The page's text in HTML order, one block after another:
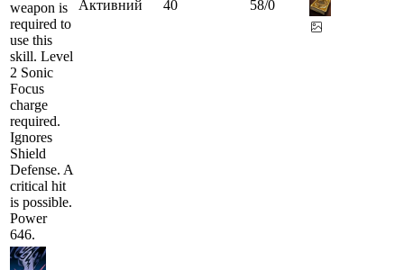
weapon is
required to
use this
skill. Level
2 Sonic
Focus
charge
required.
Ignores
Shield
Defense. A
critical hit
is possible.
Power
646.
Активний 40 58/0